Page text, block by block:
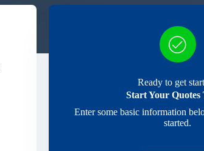
Ready to get
Start Your Quotes
Enter some basic information
started.